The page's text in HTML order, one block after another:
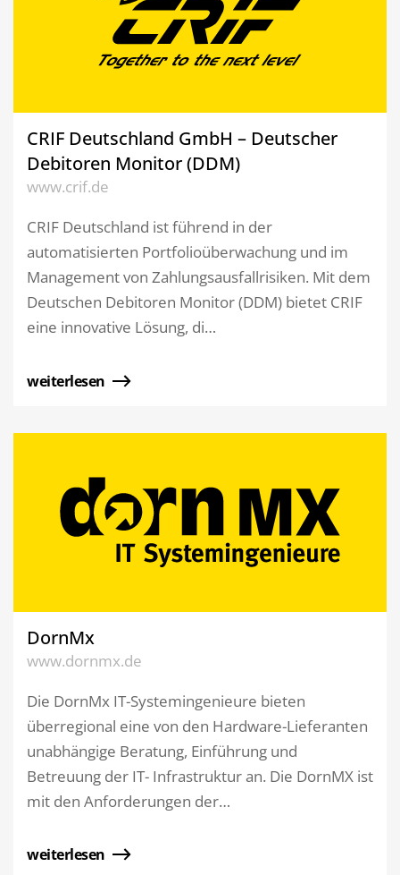
CRIF Deutschland GmbH – Deutscher
Debitoren Monitor (DDM)
www.crif.de
CRIF Deutschland ist führend in der
automatisierten Portfolioüberwachung und im
Management von Zahlungsausfallrisiken. Mit dem
Deutschen Debitoren Monitor (DDM) bietet CRIF
eine innovative Lösung, di…
weiterlesen
DornMx
www.dornmx.de
Die DornMx IT-Systemingenieure bieten
überregional eine von den Hardware-Lieferanten
unabhängige Beratung, Einführung und
Betreuung der IT- Infrastruktur an. Die DornMX ist
mit den Anforderungen der…
weiterlesen